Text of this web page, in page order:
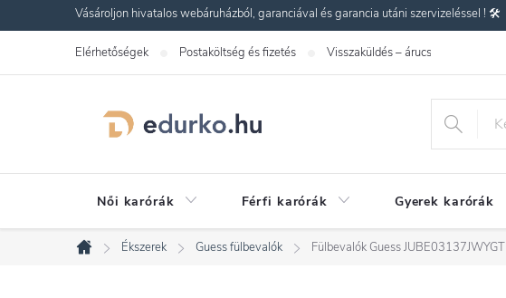
a
Vásároljon hivatalos webáruházból, garanciával és garancia utáni szervizeléssel ! 🛠️
Elérhetőségek Postaköltség és fizetés Visszaküldés – árucsere
Női karórák Férfi karórák Gyerek karórák
Kezdőlap
Ékszerek Guess fülbevalók Fülbevalók Guess JUBE03137JWYGT